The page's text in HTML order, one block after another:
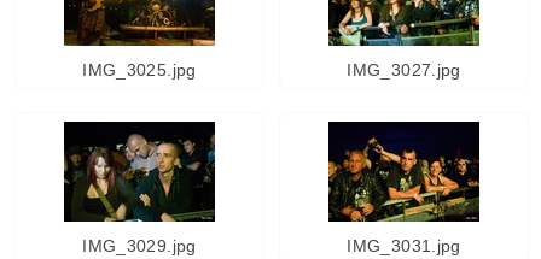
IMG_3025.jpg IMG_3027.jpg
IMG_3029.jpg IMG_3031.jpg